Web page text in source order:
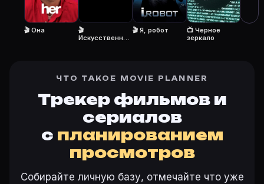
Ещё на Movie Planner
Другие карточки: Горбатая гора (2005)·
Войти в кабинет — сохранить «Из машины» в свою
🎬 Она
🎬
Искусственный
🎬 Я, робот
📺 Черное
зеркало
ЧТО ТАКОЕ MOVIE PLANNER
Трекер фильмов и
сериалов
с планированием
просмотров
Собирайте личную базу, отмечайте что уже